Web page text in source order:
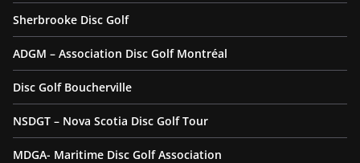
Sherbrooke Disc Golf
ADGM – Association Disc Golf Montréal
Disc Golf Boucherville
NSDGT – Nova Scotia Disc Golf Tour
MDGA- Maritime Disc Golf Association